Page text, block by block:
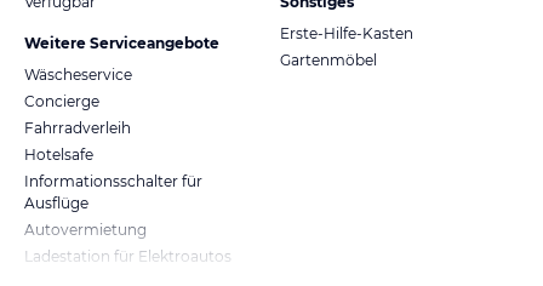
Weitere Serviceangebote
Wäscheservice
Concierge
Fahrradverleih
Hotelsafe
Informationsschalter für
Ausflüge
Autovermietung
Ladestation für Elektroautos
Erste-Hilfe-Kasten
Gartenmöbel